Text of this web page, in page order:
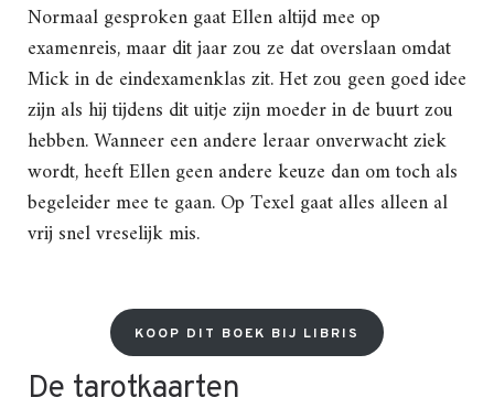
Normaal gesproken gaat Ellen altijd mee op
examenreis, maar dit jaar zou ze dat overslaan omdat
Mick in de eindexamenklas zit. Het zou geen goed idee
zijn als hij tijdens dit uitje zijn moeder in de buurt zou
hebben. Wanneer een andere leraar onverwacht ziek
wordt, heeft Ellen geen andere keuze dan om toch als
begeleider mee te gaan. Op Texel gaat alles alleen al
vrij snel vreselijk mis.
KOOP DIT BOEK BIJ LIBRIS
De tarotkaarten